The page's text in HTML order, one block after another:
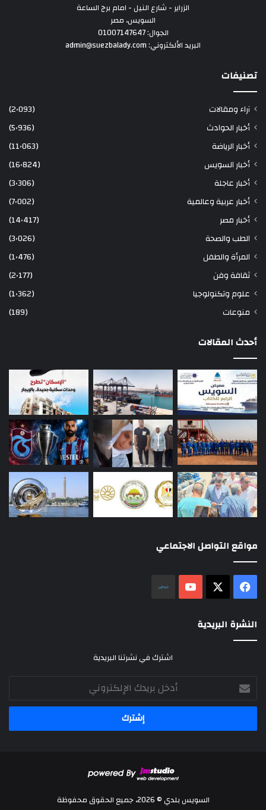
الزراير - شارع النيل - امام برج الساعة
السويس، مصر
الجوال: 01007147647
البريد الألكتروني: admin@suezbalady.com
تصنيفات
آراء ومقالات
(2٬093)
أخبار الحوادث
(5٬936)
أخبار الرياضة
(11٬063)
أخبار السويس
(16٬824)
أخبار عاجلة
(3٬306)
أخبار عربية وعالمية
(7٬002)
أخبار مصر
(14٬417)
الطب والصحة
(3٬026)
المرأة والطفل
(1٬476)
ثقافة وفن
(2٬177)
علوم وتكنولوجيا
(1٬362)
منوعات
(189)
أحدث المقالات
مواقع التواصل الاجتماعي
فيسبوك ‫YouTube
النشرة البريدية
اشترك في نشرتنا البريدية
أدخل
بريدك
الإلكتروني
السويس بلدي © 2026، جميع الحقوق محفوظة